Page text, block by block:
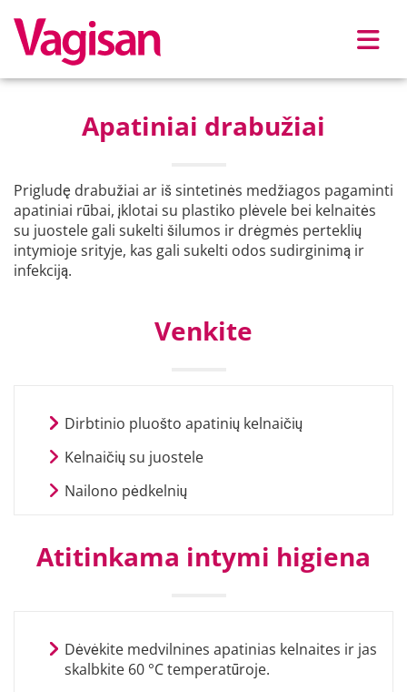
Apatiniai drabužiai
Prigludę drabužiai ar iš sintetinės medžiagos pagaminti
apatiniai rūbai, įklotai su plastiko plėvele bei kelnaitės
su juostele gali sukelti šilumos ir drėgmės perteklių
intymioje srityje, kas gali sukelti odos sudirginimą ir
infekciją.
Venkite
Dirbtinio pluošto apatinių kelnaičių
Kelnaičių su juostele
Nailono pėdkelnių
Atitinkama intymi higiena
Dėvėkite medvilnines apatinias kelnaites ir jas
skalbkite 60 °C temperatūroje.